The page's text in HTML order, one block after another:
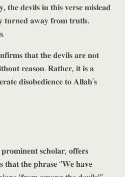
𝐭𝐡𝐞 𝐝𝐞𝐯𝐢𝐥𝐬 𝐢𝐧 𝐭𝐡𝐢𝐬 𝐯𝐞𝐫𝐬𝐞 𝐦𝐢𝐬𝐥𝐞𝐚𝐝
𝐭𝐮𝐫𝐧𝐞𝐝 𝐚𝐰𝐚𝐲 𝐟𝐫𝐨𝐦 𝐭𝐫𝐮𝐭𝐡,
𝐭𝐡𝐚𝐭 𝐭𝐡𝐞 𝐝𝐞𝐯𝐢𝐥𝐬 𝐚𝐫𝐞 𝐧𝐨𝐭
𝐫𝐞𝐚𝐬𝐨𝐧. 𝐑𝐚𝐭𝐡𝐞𝐫, 𝐢𝐭 𝐢𝐬 𝐚
𝐝𝐢𝐬𝐨𝐛𝐞𝐝𝐢𝐞𝐧𝐜𝐞 𝐭𝐨 𝐀𝐥𝐥𝐚𝐡’𝐬
𝐬𝐜𝐡𝐨𝐥𝐚𝐫, 𝐨𝐟𝐟𝐞𝐫𝐬
𝐭𝐡𝐚𝐭 𝐭𝐡𝐞 𝐩𝐡𝐫𝐚𝐬𝐞 “𝐖𝐞 𝐡𝐚𝐯𝐞